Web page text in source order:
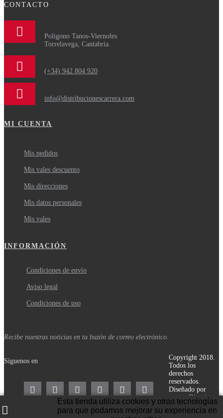
CONTACTO
Poligono Tanos-Viernoles
Torrelavega, Cantabria.
(+34) 942 804 920
info@distribucionescarrera.com
MI CUENTA
Mis pedidos
Mis vales descuento
Mis direcciones
Mis datos personales
Mis vales
INFORMACIÓN
Condiciones de envío
Aviso legal
Condiciones de uso
Recibe nuestras noticias en tu buzón de correo electrónico.
Síguenos en
Esta tienda utiliza cookies y otras tecnologías
para que podamos mejorar su experiencia en
Copyright 2018.
Todos los
derechos
reservados.
Diseñado por
Disenium